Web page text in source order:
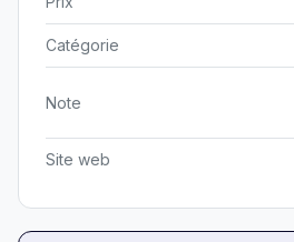
Catégorie
Note
Site web